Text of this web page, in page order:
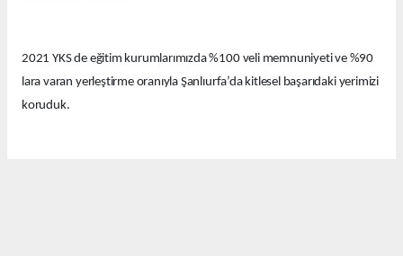
2021 YKS de eğitim kurumlarımızda %100 veli memnuniyeti ve %90
lara varan yerleştirme oranıyla Şanlıurfa’da kitlesel başarıdaki yerimizi
koruduk.